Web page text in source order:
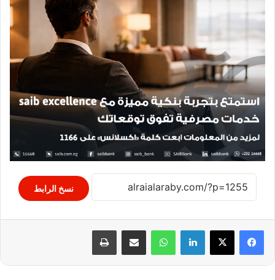
نسخ الرابط
لينكدإن واتساب مشاركة عبر البريد طباعة